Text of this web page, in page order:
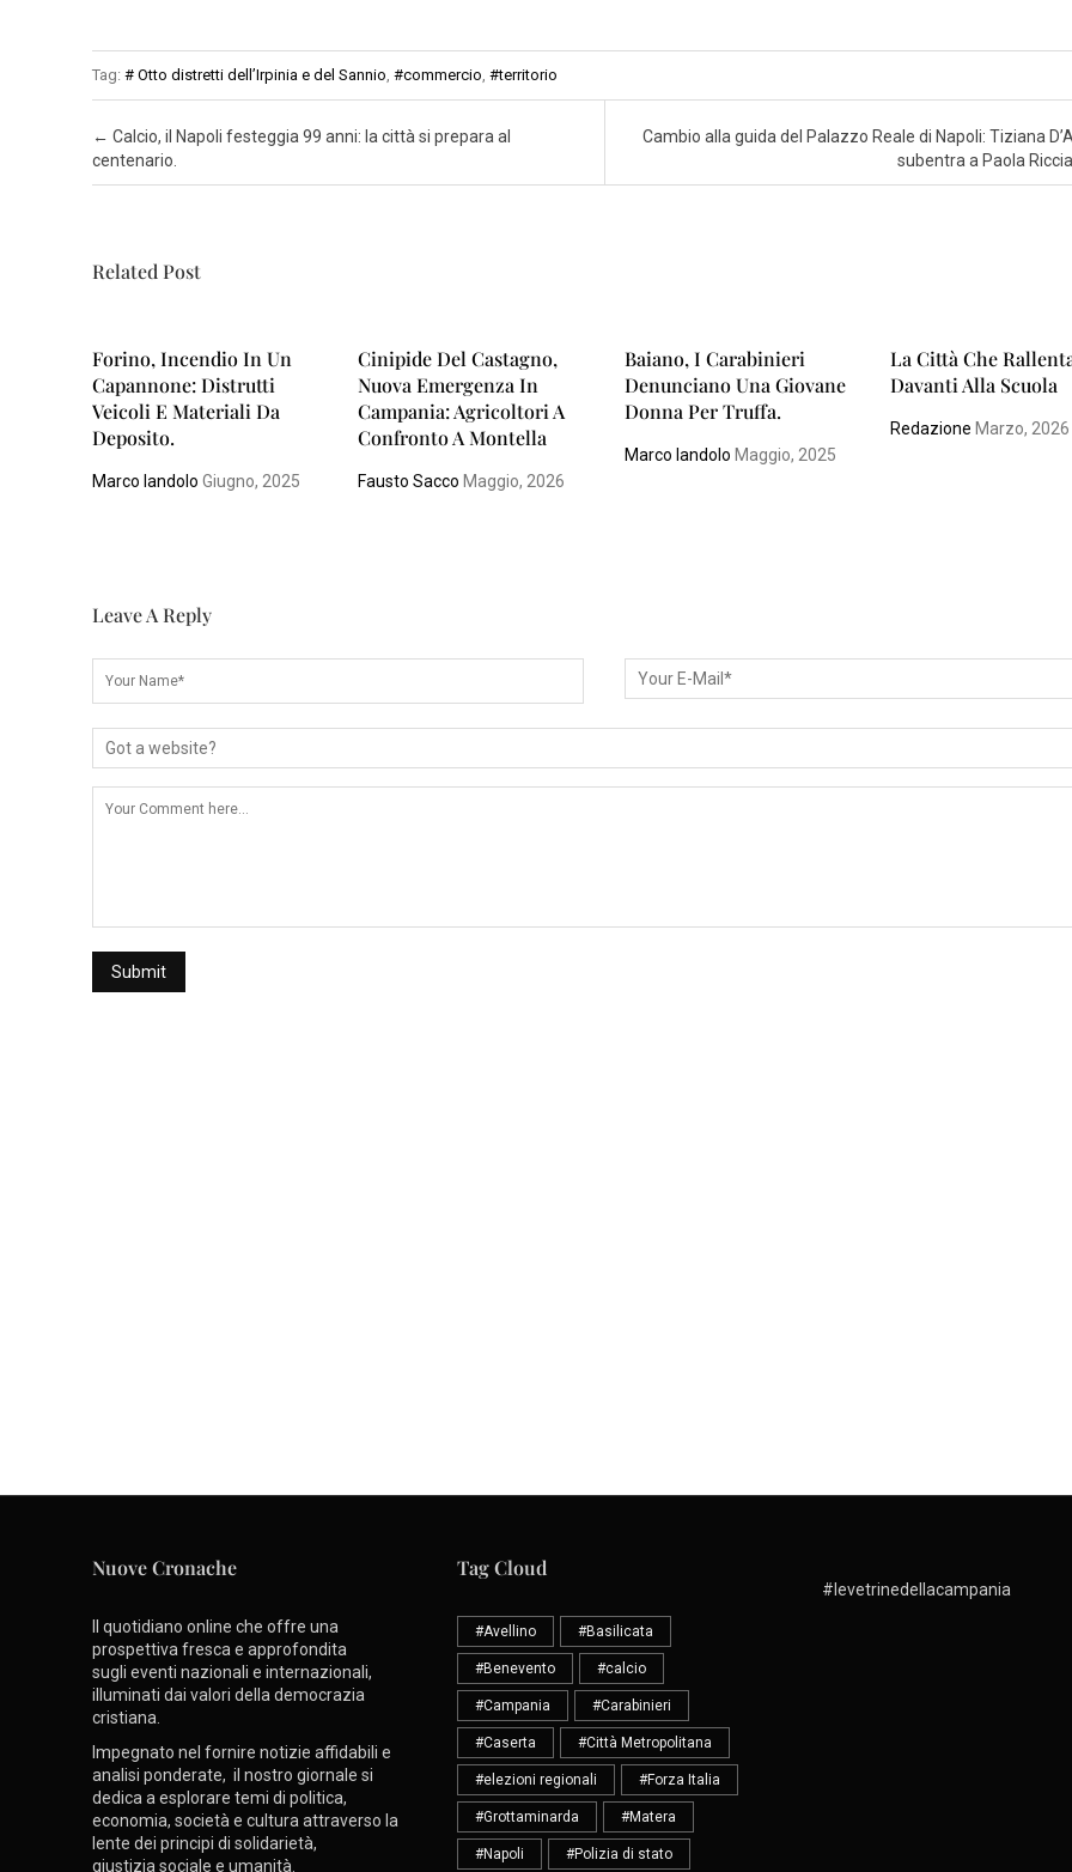
Tag: # Otto distretti dell’Irpinia e del Sannio, #commercio, #territorio
Post navigation
← Calcio, il Napoli festeggia 99 anni: la città si prepara al
centenario.
Cambio alla guida del Palazzo Reale di Napoli: Tiziana
subentra a Paola
Related Post
Forino, Incendio In Un
Capannone: Distrutti
Veicoli E Materiali Da
Deposito.
Marco Iandolo Giugno, 2025
Cinipide Del Castagno,
Nuova Emergenza In
Campania: Agricoltori A
Confronto A Montella
Fausto Sacco Maggio, 2026
Baiano, I Carabinieri
Denunciano Una Giovane
Donna Per Truffa.
Marco Iandolo Maggio, 2025
La Città Che
Davanti Alla Scuola
Redazione Marzo, 2026
Leave A Reply
Nuove Cronache
Il quotidiano online che offre una
prospettiva fresca e approfondita
sugli eventi nazionali e internazionali,
illuminati dai valori della democrazia
cristiana.
Impegnato nel fornire notizie affidabili e
analisi ponderate, il nostro giornale si
dedica a esplorare temi di politica,
economia, società e cultura attraverso la
lente dei principi di solidarietà,
giustizia sociale e umanità.
Tag Cloud
#Avellino #Basilicata
#Benevento #calcio
#Campania #Carabinieri
#Caserta #Città Metropolitana
#elezioni regionali #Forza Italia
#Grottaminarda #Matera
#Napoli #Polizia di stato
#levetrinedellacampania